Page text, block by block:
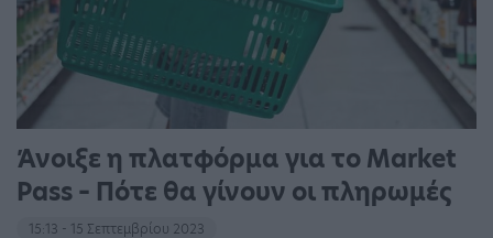
Άνοιξε η πλατφόρμα για το Market
Pass – Πότε θα γίνουν οι πληρωμές
15:13 - 15 Σεπτεμβρίου 2023